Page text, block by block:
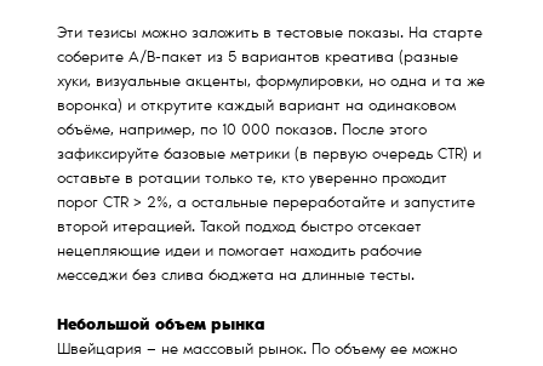
Эти тезисы можно заложить в тестовые показы. На старте
соберите A/B-пакет из 5 вариантов креатива (разные
хуки, визуальные акценты, формулировки, но одна и та же
воронка) и открутите каждый вариант на одинаковом
объёме, например, по 10 000 показов. После этого
зафиксируйте базовые метрики (в первую очередь CTR) и
оставьте в ротации только те, кто уверенно проходит
порог CTR > 2%, а остальные переработайте и запустите
второй итерацией. Такой подход быстро отсекает
нецепляющие идеи и помогает находить рабочие
месседжи без слива бюджета на длинные тесты.
Небольшой объем рынка
Швейцария — не массовый рынок. По объему ее можно